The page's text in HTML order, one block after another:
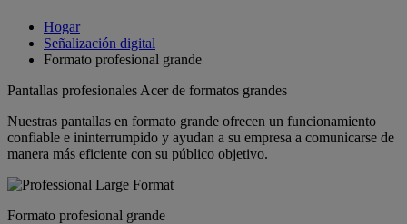
Hogar
Señalización digital
Formato profesional grande
Pantallas profesionales Acer de formatos grandes
Nuestras pantallas en formato grande ofrecen un funcionamiento
confiable e ininterrumpido y ayudan a su empresa a comunicarse de
manera más eficiente con su público objetivo.
Formato profesional grande